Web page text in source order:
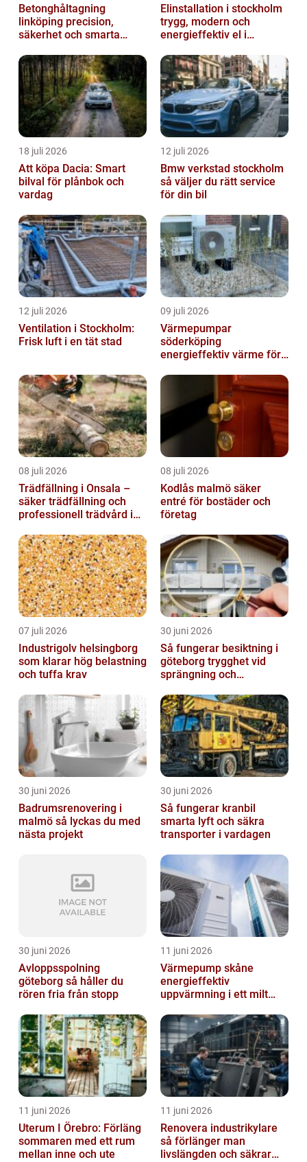
Betonghåltagning
linköping precision,
säkerhet och smarta
Elinstallation i stockholm
trygg, modern och
energieffektiv el i
18 juli 2026
Att köpa Dacia: Smart
bilval för plånbok och
vardag
12 juli 2026
Bmw verkstad stockholm
så väljer du rätt service
för din bil
12 juli 2026
Ventilation i Stockholm:
Frisk luft i en tät stad
09 juli 2026
Värmepumpar
söderköping
energieffektiv värme för
08 juli 2026
Trädfällning i Onsala –
säker trädfällning och
professionell trädvård i
08 juli 2026
Kodlås malmö säker
entré för bostäder och
företag
07 juli 2026
Industrigolv helsingborg
som klarar hög belastning
och tuffa krav
30 juni 2026
Så fungerar besiktning i
göteborg trygghet vid
sprängning och
30 juni 2026
Badrumsrenovering i
malmö så lyckas du med
nästa projekt
30 juni 2026
Så fungerar kranbil
smarta lyft och säkra
transporter i vardagen
30 juni 2026
Avloppsspolning
göteborg så håller du
rören fria från stopp
11 juni 2026
Värmepump skåne
energieffektiv
uppvärmning i ett milt
11 juni 2026
Uterum I Örebro: Förläng
sommaren med ett rum
mellan inne och ute
11 juni 2026
Renovera industrikylare
så förlänger man
livslängden och säkrar